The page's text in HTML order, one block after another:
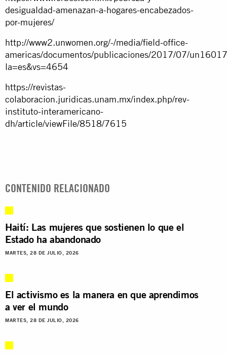
desigualdad-amenazan-a-hogares-encabezados-
por-mujeres/
http://www2.unwomen.org/-/media/field-office-
americas/documentos/publicaciones/2017/07/
la=es&vs=4654
https://revistas-
colaboracion.juridicas.unam.mx/index.php/rev-
instituto-interamericano-
dh/article/viewFile/8518/7615
CONTENIDO RELACIONADO
Haití: Las mujeres que sostienen lo que el
Estado ha abandonado
MARTES, 28 DE JULIO, 2026
El activismo es la manera en que aprendimos
a ver el mundo
MARTES, 28 DE JULIO, 2026